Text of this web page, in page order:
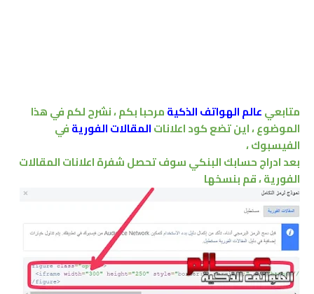
متابعيعالم الهواتف الذكيةمرحبا بكم ، نشرح لكم في هذا
الموضوع ، اين تضع كود اعلاناتالمقالات الفوريةفي
الفيسبوك ،
بعد ادراج حسابك البنكي سوف تحصل شفرة اعلانات المقالات
الفورية ، قم بنسخها